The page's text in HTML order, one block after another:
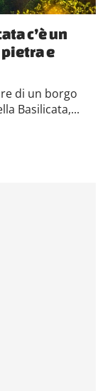
c’è un
e
di un borgo
Basilicata,...